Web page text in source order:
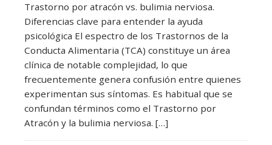
Trastorno por atracón vs. bulimia nerviosa.
Diferencias clave para entender la ayuda
psicológica El espectro de los Trastornos de la
Conducta Alimentaria (TCA) constituye un área
clínica de notable complejidad, lo que
frecuentemente genera confusión entre quienes
experimentan sus síntomas. Es habitual que se
confundan términos como el Trastorno por
Atracón y la bulimia nerviosa. […]